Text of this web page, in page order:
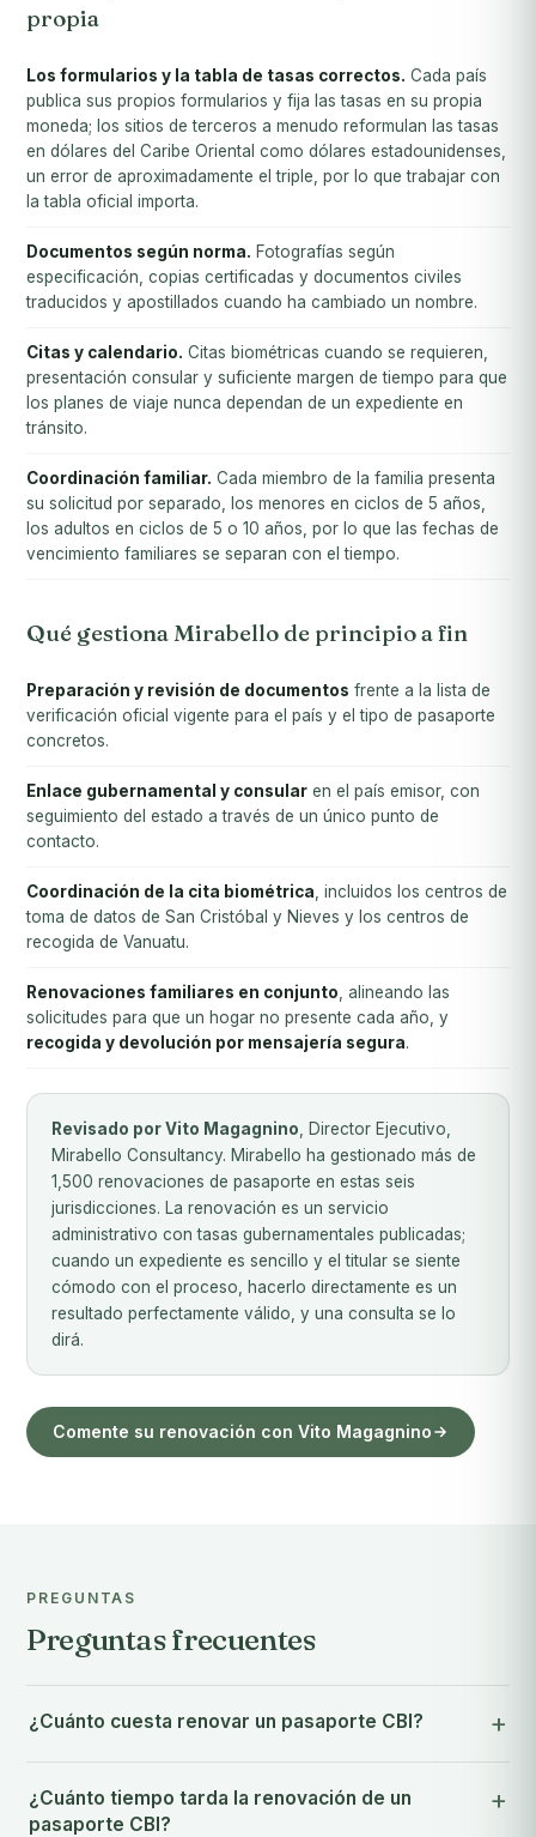
propia
Los formularios y la tabla de tasas correctos. Cada país
publica sus propios formularios y fija las tasas en su propia
moneda; los sitios de terceros a menudo reformulan las tasas
en dólares del Caribe Oriental como dólares estadounidenses,
un error de aproximadamente el triple, por lo que trabajar con
la tabla oficial importa.
Documentos según norma. Fotografías según
especificación, copias certificadas y documentos civiles
traducidos y apostillados cuando ha cambiado un nombre.
Citas y calendario. Citas biométricas cuando se requieren,
presentación consular y suficiente margen de tiempo para que
los planes de viaje nunca dependan de un expediente en
tránsito.
Coordinación familiar. Cada miembro de la familia presenta
su solicitud por separado, los menores en ciclos de 5 años,
los adultos en ciclos de 5 o 10 años, por lo que las fechas de
vencimiento familiares se separan con el tiempo.
Qué gestiona Mirabello de principio a fin
Preparación y revisión de documentos frente a la lista de
verificación oficial vigente para el país y el tipo de pasaporte
concretos.
Enlace gubernamental y consular en el país emisor, con
seguimiento del estado a través de un único punto de
contacto.
Coordinación de la cita biométrica , incluidos los centros de
toma de datos de San Cristóbal y Nieves y los centros de
recogida de Vanuatu.
Renovaciones familiares en conjunto , alineando las
solicitudes para que un hogar no presente cada año, y
recogida y devolución por mensajería segura.
Revisado por Vito Magagnino , Director Ejecutivo,
Mirabello Consultancy. Mirabello ha gestionado más de
1,500 renovaciones de pasaporte en estas seis
jurisdicciones. La renovación es un servicio
administrativo con tasas gubernamentales publicadas;
cuando un expediente es sencillo y el titular se siente
cómodo con el proceso, hacerlo directamente es un
resultado perfectamente válido, y una consulta se lo
dirá.
Comente su renovación con Vito Magagnino
PREGUNTAS
Preguntas frecuentes
¿Cuánto cuesta renovar un pasaporte CBI?
¿Cuánto tiempo tarda la renovación de un
pasaporte CBI?